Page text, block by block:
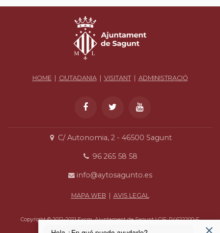
HOME | CIUTADANIA| VISITANT| ADMINISTRACIÓ
C/ Autonomia, 2 - 46500 Sagunt
96 265 58 58
info@aytosagunto.es
MAPA WEB | AVIS LEGAL
Copyright © 2012-2021 Excm. Ajuntament de Sagunt | CIF: P4622200-F